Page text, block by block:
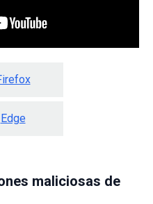
Edge
maliciosas de